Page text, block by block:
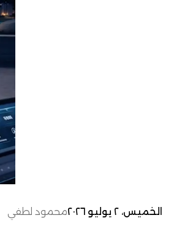
الخميس، ٢ يوليو ٢٠٢٦ محمود لطفي